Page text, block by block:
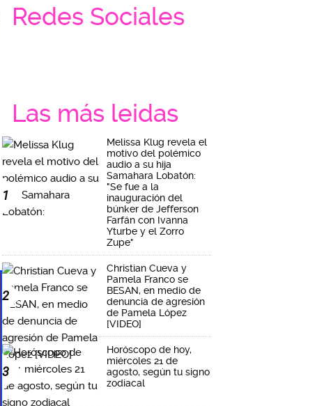
Redes Sociales
Las más leidas
1
Melissa Klug revela el
motivo del polémico
audio a su hija
Samahara Lobatón:
"Se fue a la
inauguración del
búnker de Jefferson
Farfán con Ivanna
Yturbe y el Zorro
Zupe"
2
Christian Cueva y
Pamela Franco se
BESAN, en medio de
denuncia de agresión
de Pamela López
[VIDEO]
3
Horóscopo de hoy,
miércoles 21 de
agosto, según tu signo
zodiacal